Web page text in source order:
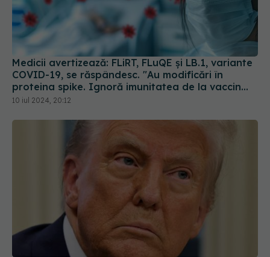
Medicii avertizează: FLiRT, FLuQE și LB.1, variante
COVID-19, se răspândesc. "Au modificări în
proteina spike. Ignoră imunitatea de la vaccin
sau infectarea anterioară
10 iul 2024, 20:12